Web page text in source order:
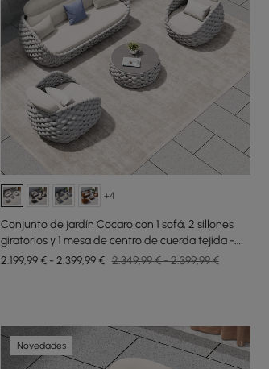
+4
Conjunto de jardín Cocaro con 1 sofá, 2 sillones
giratorios y 1 mesa de centro de cuerda tejida -
gris y blanco
2.199,99 € - 2.399,99 € 2.349,99 € - 2.399,99 €
Novedades